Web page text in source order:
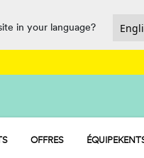
in your language?
OFFRES
PARC